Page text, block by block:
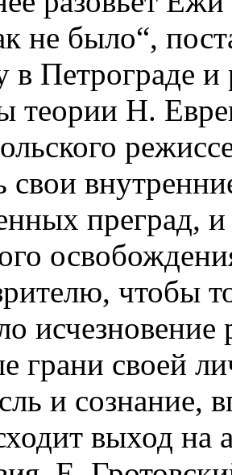
не было“,
в Петрограде
теории Н.
свои
преград, и
чтобы
грани своей
и сознание,
выход на